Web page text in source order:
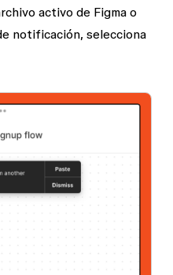
activo de Figma o
notificación, selecciona